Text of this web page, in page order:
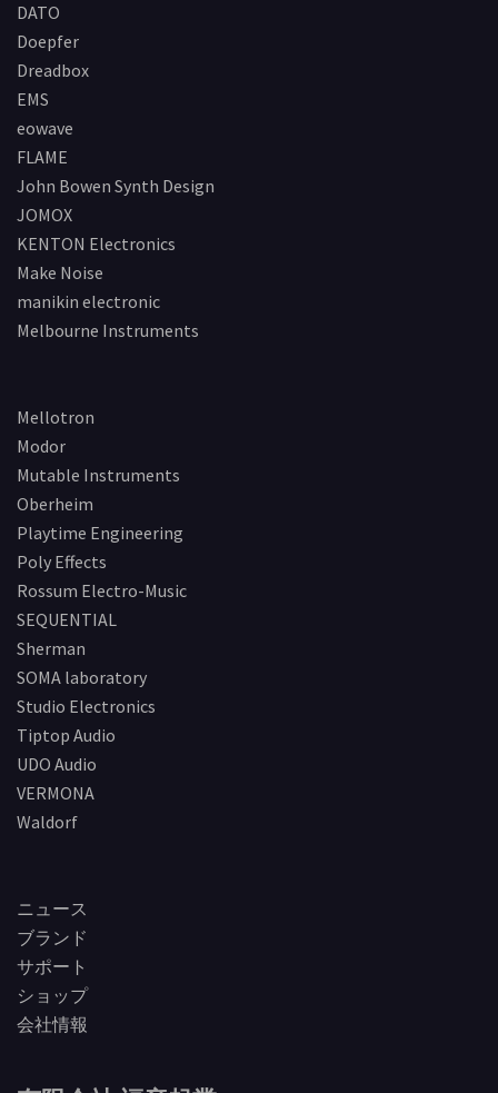
DATO
Doepfer
Dreadbox
EMS
eowave
FLAME
John Bowen Synth Design
JOMOX
KENTON Electronics
Make Noise
manikin electronic
Melbourne Instruments
Mellotron
Modor
Mutable Instruments
Oberheim
Playtime Engineering
Poly Effects
Rossum Electro-Music
SEQUENTIAL
Sherman
SOMA laboratory
Studio Electronics
Tiptop Audio
UDO Audio
VERMONA
Waldorf
ニュース
ブランド
サポート
ショップ
会社情報